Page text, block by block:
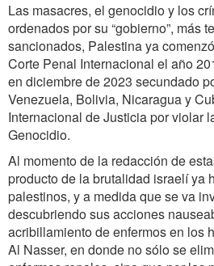
Las masacres, el genocidio y los
ordenados por su “gobierno”, más
sancionados, Palestina ya
Corte Penal Internacional el año
en diciembre de 2023 secundado
Venezuela, Bolivia, Nicaragua y
Internacional de Justicia por violar
Genocidio.
Al momento de la redacción de
producto de la brutalidad israelí ya
palestinos, y a medida que se va
descubriendo sus acciones
acribillamiento de enfermos en los
Al Nasser, en donde no sólo se